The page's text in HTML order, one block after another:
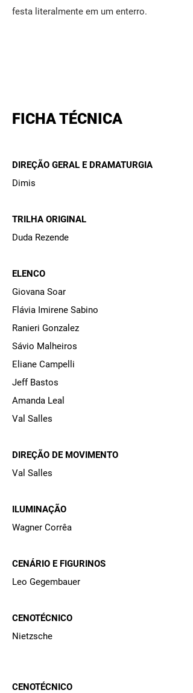
festa literalmente em um enterro.
FICHA TÉCNICA
DIREÇÃO GERAL E DRAMATURGIA
Dimis
TRILHA ORIGINAL
Duda Rezende
ELENCO
Giovana Soar
Flávia Imirene Sabino
Ranieri Gonzalez
Sávio Malheiros
Eliane Campelli
Jeff Bastos
Amanda Leal
Val Salles
DIREÇÃO DE MOVIMENTO
Val Salles
ILUMINAÇÃO
Wagner Corrêa
CENÁRIO E FIGURINOS
Leo Gegembauer
CENOTÉCNICO
Nietzsche
CENOTÉCNICO